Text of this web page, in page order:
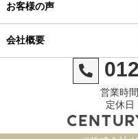
お客様の声
会社概要
営業時
定休日